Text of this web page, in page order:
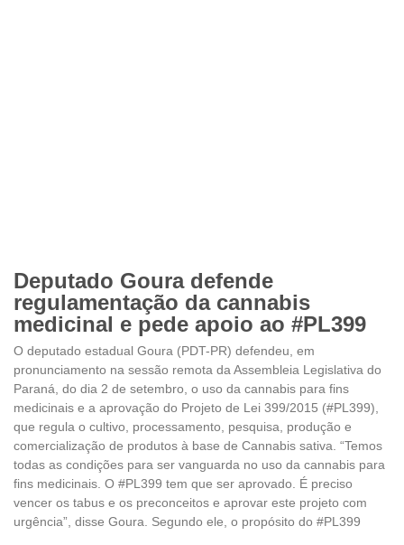
Deputado Goura defende
regulamentação da cannabis
medicinal e pede apoio ao #PL399
O deputado estadual Goura (PDT-PR) defendeu, em
pronunciamento na sessão remota da Assembleia Legislativa do
Paraná, do dia 2 de setembro, o uso da cannabis para fins
medicinais e a aprovação do Projeto de Lei 399/2015 (#PL399),
que regula o cultivo, processamento, pesquisa, produção e
comercialização de produtos à base de Cannabis sativa. “Temos
todas as condições para ser vanguarda no uso da cannabis para
fins medicinais. O #PL399 tem que ser aprovado. É preciso
vencer os tabus e os preconceitos e aprovar este projeto com
urgência”, disse Goura. Segundo ele, o propósito do #PL399